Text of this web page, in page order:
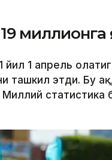
19
йил 1 апрель
ташкил этди. Бу
Миллий